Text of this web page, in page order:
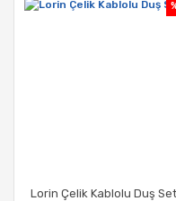
Lorin Çelik Kablolu Duş